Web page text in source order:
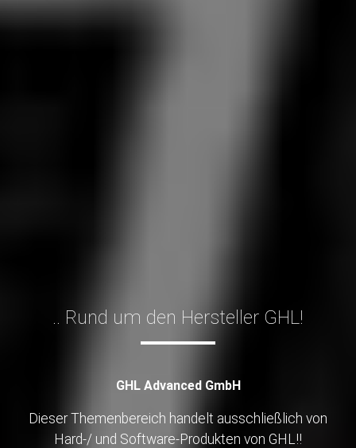
.. Rund um den Hersteller GHL!
GHL Advanced GmbH
Dieser Themenbereich handelt ausschließlich von
Hard-/ und Software-Produkten von GHL!!